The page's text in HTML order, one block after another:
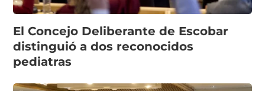
El Concejo Deliberante de Escobar
distinguió a dos reconocidos
pediatras